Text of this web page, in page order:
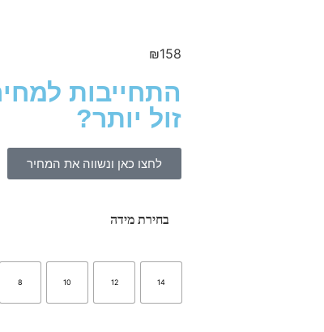
₪158
התחייבות
זול יותר?
לחצו כאן ונשווה את המחיר
בחירת מידה
14
12
10
8